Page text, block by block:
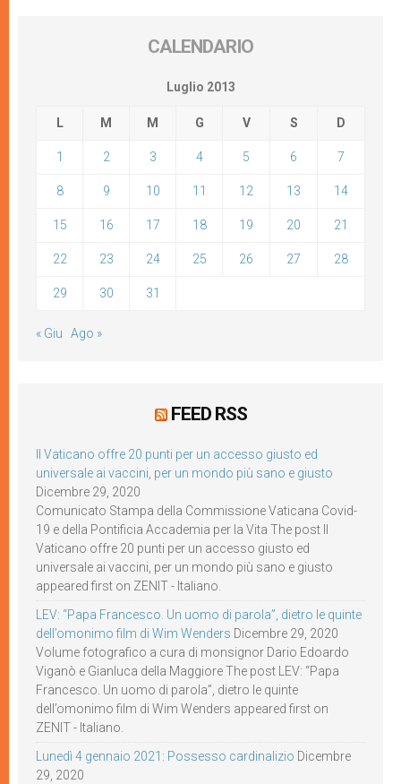
CALENDARIO
Luglio 2013
L M M G V S D
1 2 3 4 5 6 7
8 9 10 11 12 13 14
15 16 17 18 19 20 21
22 23 24 25 26 27 28
29 30 31
« Giu Ago »
FEED RSS
Il Vaticano offre 20 punti per un accesso giusto ed
universale ai vaccini, per un mondo più sano e giusto
Dicembre 29, 2020
Comunicato Stampa della Commissione Vaticana Covid-
19 e della Pontificia Accademia per la Vita The post Il
Vaticano offre 20 punti per un accesso giusto ed
universale ai vaccini, per un mondo più sano e giusto
appeared first on ZENIT - Italiano.
LEV: “Papa Francesco. Un uomo di parola”, dietro le quinte
dell’omonimo film di Wim Wenders Dicembre 29, 2020
Volume fotografico a cura di monsignor Dario Edoardo
Viganò e Gianluca della Maggiore The post LEV: “Papa
Francesco. Un uomo di parola”, dietro le quinte
dell’omonimo film di Wim Wenders appeared first on
ZENIT - Italiano.
Lunedì 4 gennaio 2021: Possesso cardinalizio Dicembre
29, 2020